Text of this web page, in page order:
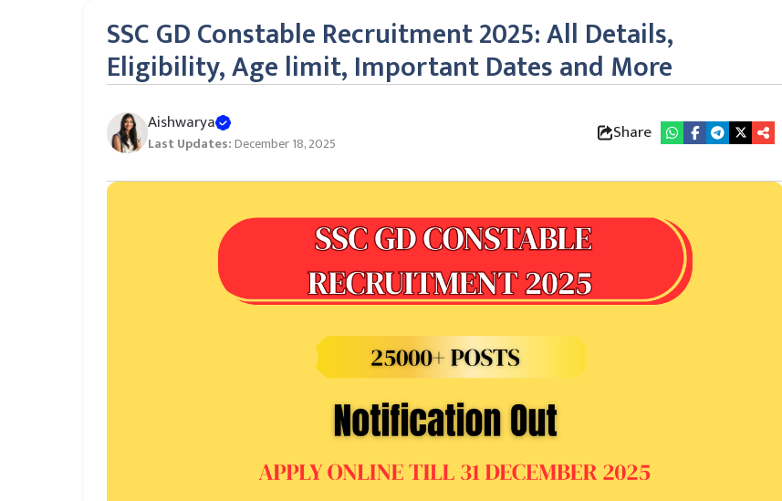
SSC GD Constable Recruitment 2025: All Details,
Eligibility, Age limit, Important Dates and More
Aishwarya
Last Updates:December 18, 2025 Share